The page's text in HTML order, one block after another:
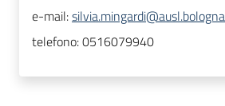
e-mail:
telefono:0516079940